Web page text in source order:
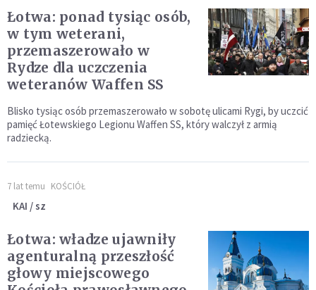
Łotwa: ponad tysiąc osób,
w tym weterani,
przemaszerowało w
Rydze dla uczczenia
weteranów Waffen SS
Blisko tysiąc osób przemaszerowało w sobotę ulicami Rygi, by uczcić
pamięć Łotewskiego Legionu Waffen SS, który walczył z armią
radziecką.
7 lat temu KOŚCIÓŁ
KAI / sz
Łotwa: władze ujawniły
agenturalną przeszłość
głowy miejscowego